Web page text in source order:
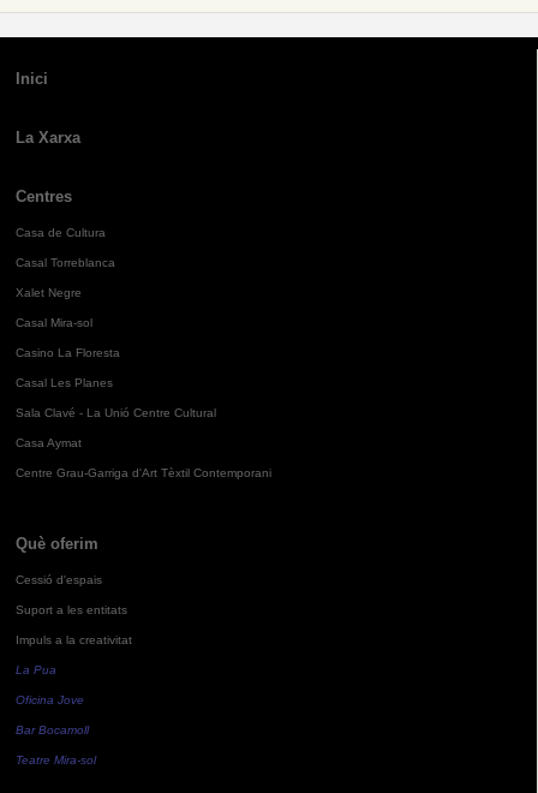
Inici
La Xarxa
Centres
Casa de Cultura
Casal Torreblanca
Xalet Negre
Casal Mira-sol
Casino La Floresta
Casal Les Planes
Sala Clavé - La Unió Centre Cultural
Casa Aymat
Centre Grau-Garriga d'Art Tèxtil Contemporani
Què oferim
Cessió d'espais
Suport a les entitats
Impuls a la creativitat
La Pua
Oficina Jove
Bar Bocamoll
Teatre Mira-sol